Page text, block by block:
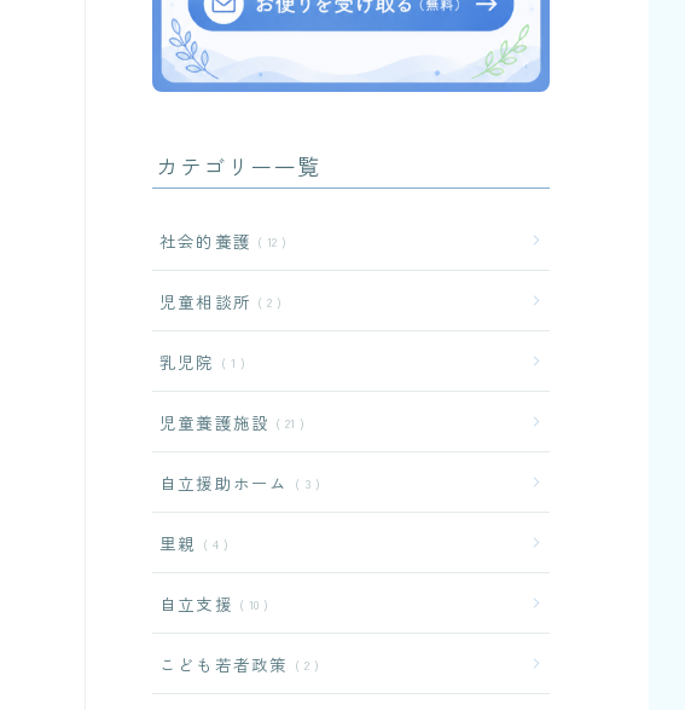
カテゴリー一覧
社会的養護 12
児童相談所 2
乳児院 1
児童養護施設 21
自立援助ホーム 3
里親 4
自立支援 10
こども若者政策 2